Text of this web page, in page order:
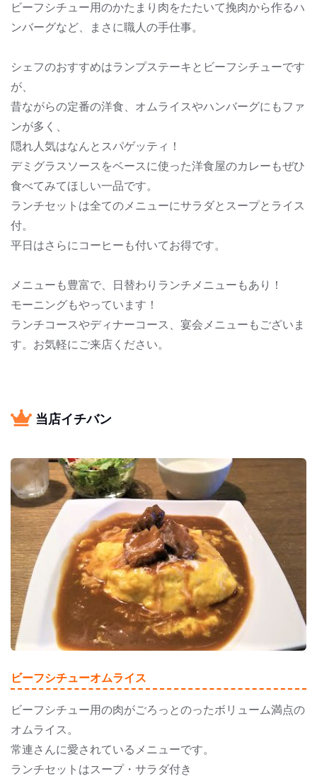
ビーフシチュー用のかたまり肉をたたいて挽肉から作るハ
ンバーグなど、まさに職人の手仕事。
シェフのおすすめはランプステーキとビーフシチューです
が、
昔ながらの定番の洋食、オムライスやハンバーグにもファ
ンが多く、
隠れ人気はなんとスパゲッティ！
デミグラスソースをベースに使った洋食屋のカレーもぜひ
食べてみてほしい一品です。
ランチセットは全てのメニューにサラダとスープとライス
付。
平日はさらにコーヒーも付いてお得です。
メニューも豊富で、日替わりランチメニューもあり！
モーニングもやっています！
ランチコースやディナーコース、宴会メニューもございま
す。お気軽にご来店ください。
当店イチバン
ビーフシチューオムライス
ビーフシチュー用の肉がごろっとのったボリューム満点の
オムライス。
常連さんに愛されているメニューです。
ランチセットはスープ・サラダ付き